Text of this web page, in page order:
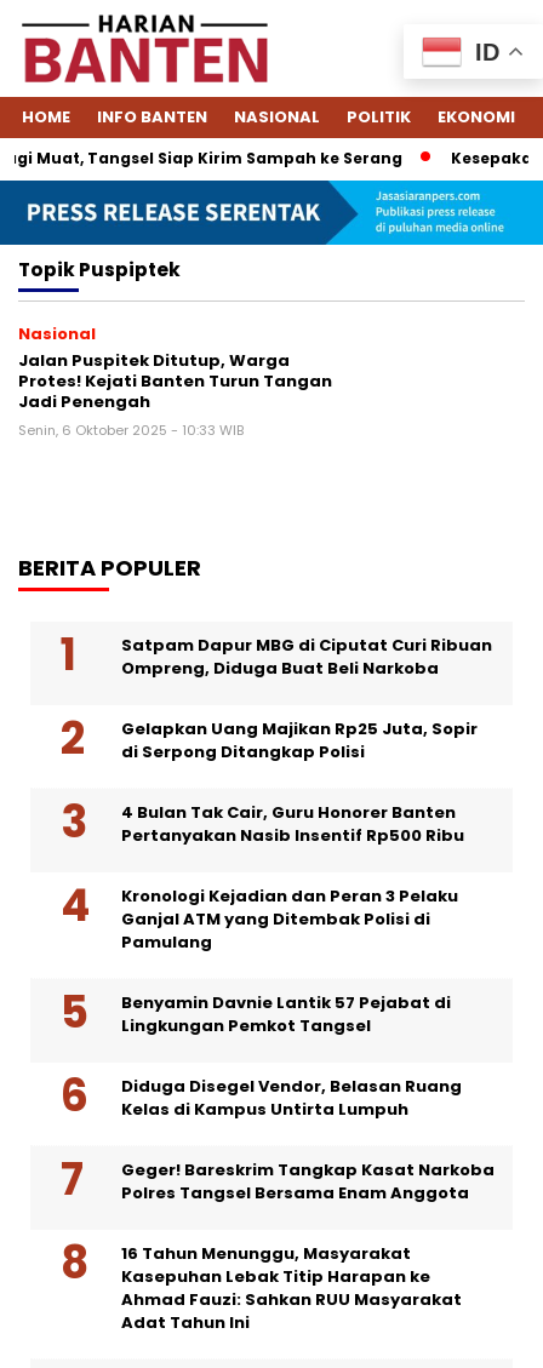
HOME INFO BANTEN NASIONAL POLITIK EKONOMI
Muat, Tangsel Siap Kirim Sampah ke Serang
TopikPuspiptek
Nasional
Jalan Puspitek Ditutup, Warga
Protes! Kejati Banten Turun Tangan
Jadi Penengah
Senin, 6 Oktober 2025 - 10:33 WIB
BERITA POPULER
Satpam Dapur MBG di Ciputat Curi Ribuan
Ompreng, Diduga Buat Beli Narkoba
Gelapkan Uang Majikan Rp25 Juta, Sopir
di Serpong Ditangkap Polisi
4 Bulan Tak Cair, Guru Honorer Banten
Pertanyakan Nasib Insentif Rp500 Ribu
Kronologi Kejadian dan Peran 3 Pelaku
Ganjal ATM yang Ditembak Polisi di
Pamulang
Benyamin Davnie Lantik 57 Pejabat di
Lingkungan Pemkot Tangsel
Diduga Disegel Vendor, Belasan Ruang
Kelas di Kampus Untirta Lumpuh
Geger! Bareskrim Tangkap Kasat Narkoba
Polres Tangsel Bersama Enam Anggota
16 Tahun Menunggu, Masyarakat
Kasepuhan Lebak Titip Harapan ke
Ahmad Fauzi: Sahkan RUU Masyarakat
Adat Tahun Ini
ID